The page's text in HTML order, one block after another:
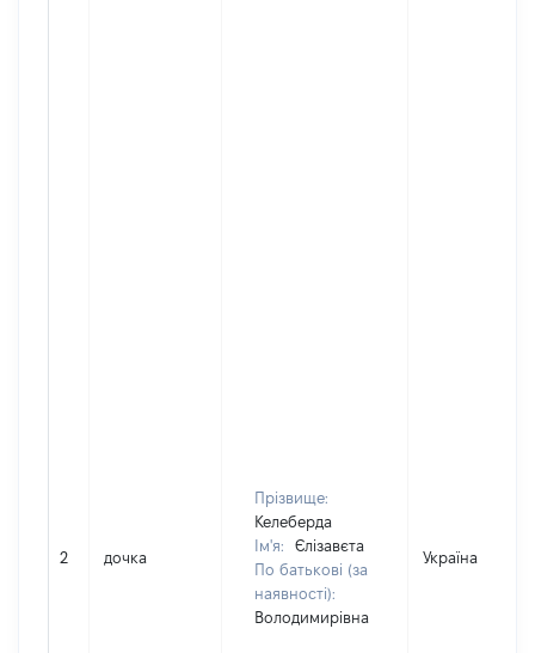
2 дочка
Прізвище:
Келеберда
Ім'я:
Єлізавєта
По батькові (за
наявності):
Володимирівна
Україна